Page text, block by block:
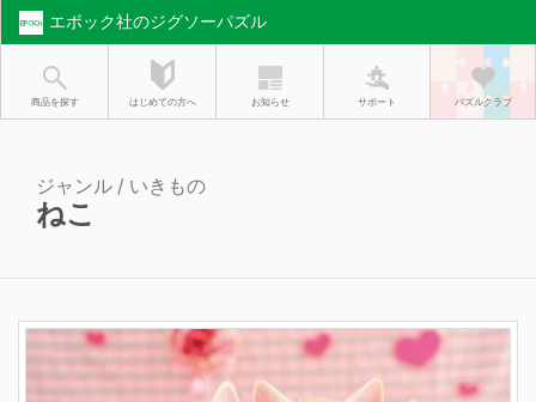
エポック社のジグソーパズル
商品を探す はじめての方へ お知らせ サポート パズルクラブ
ジャンル / いきもの
ねこ